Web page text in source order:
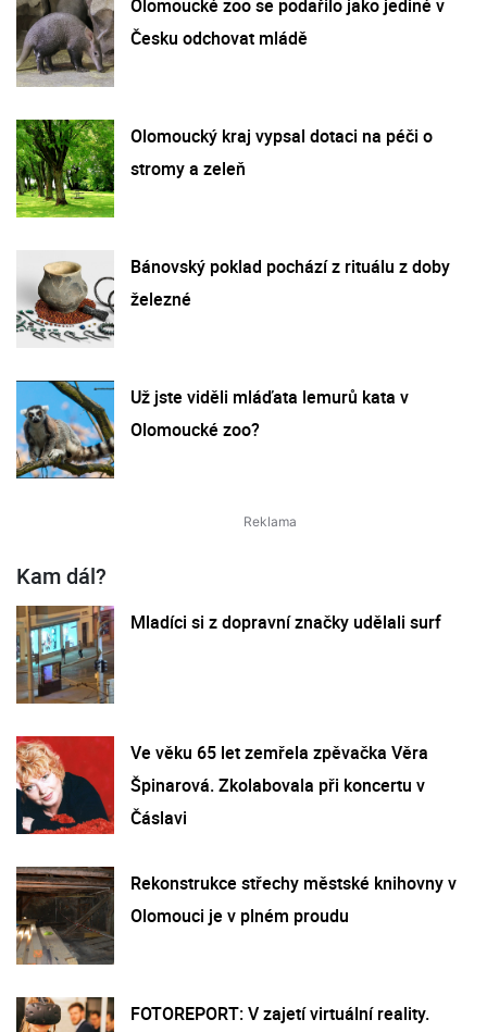
Olomoucké zoo se podařilo jako jediné v
Česku odchovat mládě
Olomoucký kraj vypsal dotaci na péči o
stromy a zeleň
Bánovský poklad pochází z rituálu z doby
železné
Už jste viděli mláďata lemurů kata v
Olomoucké zoo?
Kam dál?
Mladíci si z dopravní značky udělali surf
Ve věku 65 let zemřela zpěvačka Věra
Špinarová. Zkolabovala při koncertu v
Čáslavi
Rekonstrukce střechy městské knihovny v
Olomouci je v plném proudu
FOTOREPORT: V zajetí virtuální reality.